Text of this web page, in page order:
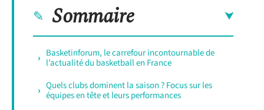
Sommaire
Basketinforum, le carrefour incontournable de
l’actualité du basketball en France
Quels clubs dominent la saison ? Focus sur les
équipes en tête et leurs performances